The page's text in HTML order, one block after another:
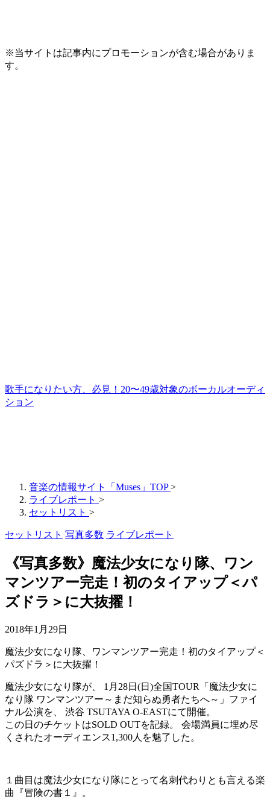
※当サイトは記事内にプロモーションが含む場合がありま
す。
歌手になりたい方、必見！20〜49歳対象のボーカルオーディ
ション
音楽の情報サイト「Muses」TOP >
ライブレポート >
セットリスト >
セットリスト 写真多数 ライブレポート
《写真多数》魔法少女になり隊、ワン
マンツアー完走！初のタイアップ＜パ
ズドラ＞に大抜擢！
2018年1月29日
魔法少女になり隊、ワンマンツアー完走！初のタイアップ＜
パズドラ＞に大抜擢！
魔法少女になり隊が、 1月28日(日)全国TOUR「魔法少女に
なり隊 ワンマンツアー～まだ知らぬ勇者たちへ～」ファイ
ナル公演を、 渋谷 TSUTAYA O-EASTにて開催。
この日のチケットはSOLD OUTを記録。 会場満員に埋め尽
くされたオーディエンス1,300人を魅了した。
１曲目は魔法少女になり隊にとって名刺代わりとも言える楽
曲『冒険の書１』。